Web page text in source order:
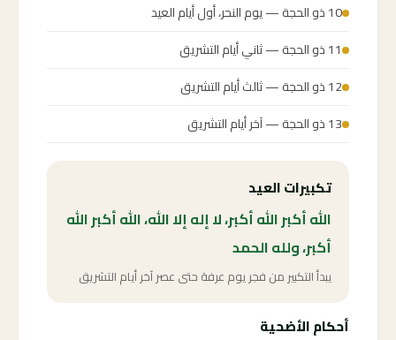
10 ذو الحجة — يوم النحر، أول أيام العيد
11 ذو الحجة — ثاني أيام التشريق
12 ذو الحجة — ثالث أيام التشريق
13 ذو الحجة — آخر أيام التشريق
تكبيرات العيد
الله أكبر الله أكبر، لا إله إلا الله، الله أكبر الله
أكبر، ولله الحمد
يبدأ التكبير من فجر يوم عرفة حتى عصر آخر أيام التشريق
أحكام الأضحية